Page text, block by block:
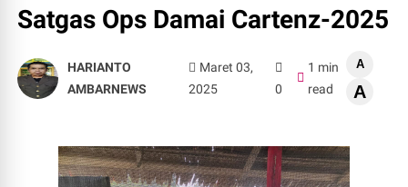
Satgas Ops Damai Cartenz-2025
HARIANTO
AMBARNEWS
Maret 03,
2025
0
1 min
read
A
A